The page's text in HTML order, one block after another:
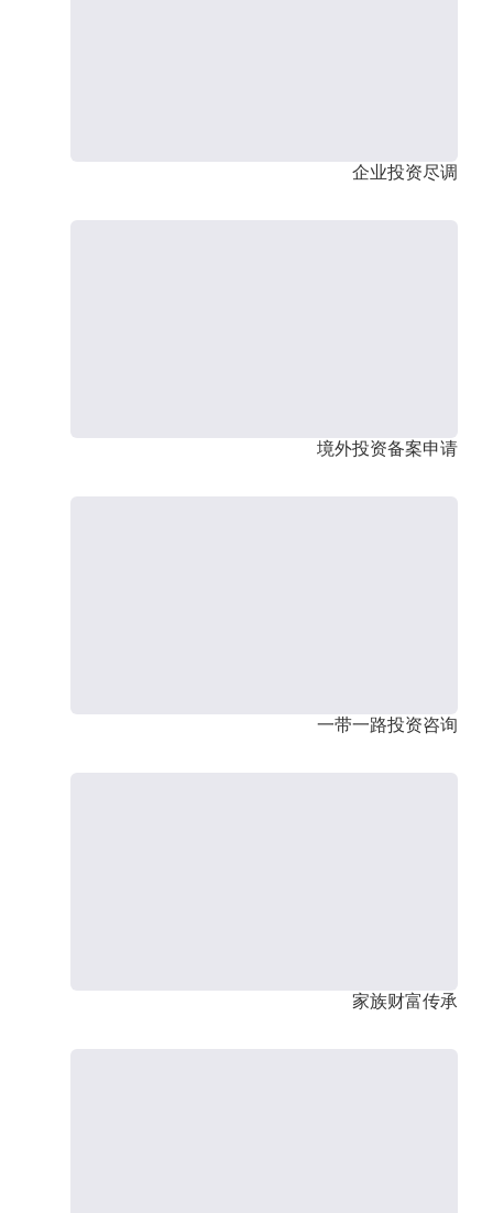
企业投资尽调
境外投资备案申请
一带一路投资咨询
家族财富传承